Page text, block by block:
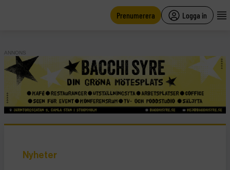
Prenumerera Logga in
ANNONS
Nyheter